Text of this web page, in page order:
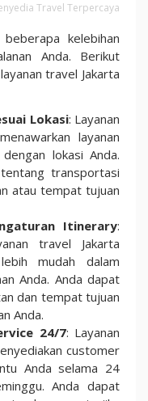
Travel Terpercaya
kelebihan
Anda. Berikut
travel Jakarta
Lokasi: Layanan
layanan
lokasi Anda.
transportasi
atau tempat tujuan
Itinerary:
travel Jakarta
mudah dalam
Anda. Anda dapat
dan tempat tujuan
Anda.
24/7: Layanan
customer
Anda selama 24
Anda dapat